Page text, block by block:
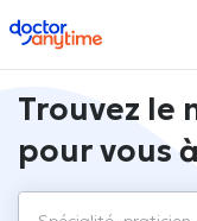
doctoranytime
Trouvez le
pour vous